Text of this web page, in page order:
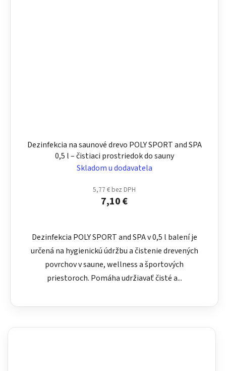
Dezinfekcia na saunové drevo POLY SPORT and SPA
0,5 l – čistiaci prostriedok do sauny
Skladom u dodavatela
5,77 € bez DPH
7,10 €
Dezinfekcia POLY SPORT and SPA v 0,5 l balení je
určená na hygienickú údržbu a čistenie drevených
povrchov v saune, wellness a športových
priestoroch. Pomáha udržiavať čisté a...